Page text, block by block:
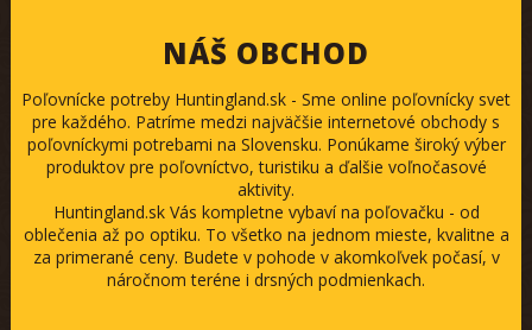
NÁŠ OBCHOD
Poľovnícke potreby Huntingland.sk - Sme online poľovnícky svet
pre každého. Patríme medzi najväčšie internetové obchody s
poľovníckymi potrebami na Slovensku. Ponúkame široký výber
produktov pre poľovníctvo, turistiku a ďalšie voľnočasové
aktivity.
Huntingland.sk Vás kompletne vybaví na poľovačku - od
oblečenia až po optiku. To všetko na jednom mieste, kvalitne a
za primerané ceny. Budete v pohode v akomkoľvek počasí, v
náročnom teréne i drsných podmienkach.